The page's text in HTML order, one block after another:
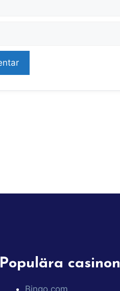
Populära casinon